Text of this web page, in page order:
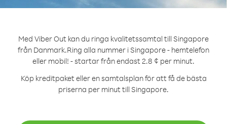
Med Viber Out kan du ringa kvalitetssamtal till Singapore
från Danmark.Ring alla nummer i Singapore - hemtelefon
eller mobil! - startar från endast 2.8 ¢ per minut.
Köp kreditpaket eller en samtalsplan för att få de bästa
priserna per minut till Singapore.